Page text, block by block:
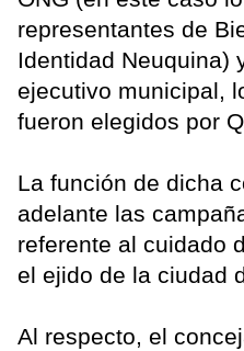
representantes de
Identidad Neuquina)
ejecutivo municipal,
fueron elegidos por
La función de dicha
adelante las
referente al cuidado
el ejido de la ciudad
Al respecto, el